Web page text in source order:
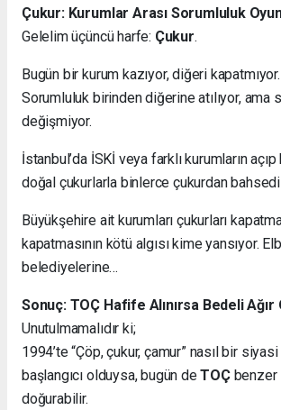
Çukur: Kurumlar Arası Sorumluluk
Gelelim üçüncü harfe: Çukur.
Bugün bir kurum kazıyor, diğeri kapatmıyor.
Sorumluluk birinden diğerine atılıyor, ama
değişmiyor.
İstanbul’da İSKİ veya farklı kurumların
doğal çukurlarla binlerce çukurdan
Büyükşehire ait kurumları çukurları
kapatmasının kötü algısı kime yansıyor.
belediyelerine…
Sonuç: TOÇ Hafife Alınırsa Bedeli Ağır
Unutulmamalıdır ki;
1994’te “Çöp, çukur, çamur” nasıl bir
başlangıcı olduysa, bugün deTOÇbenzer
doğurabilir.